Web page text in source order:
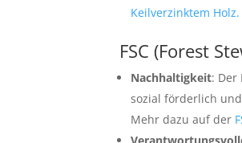
Keilverzinktem Holz.
FSC (Forest
Nachhaltigkeit: Der
sozial förderlich
Mehr dazu auf der